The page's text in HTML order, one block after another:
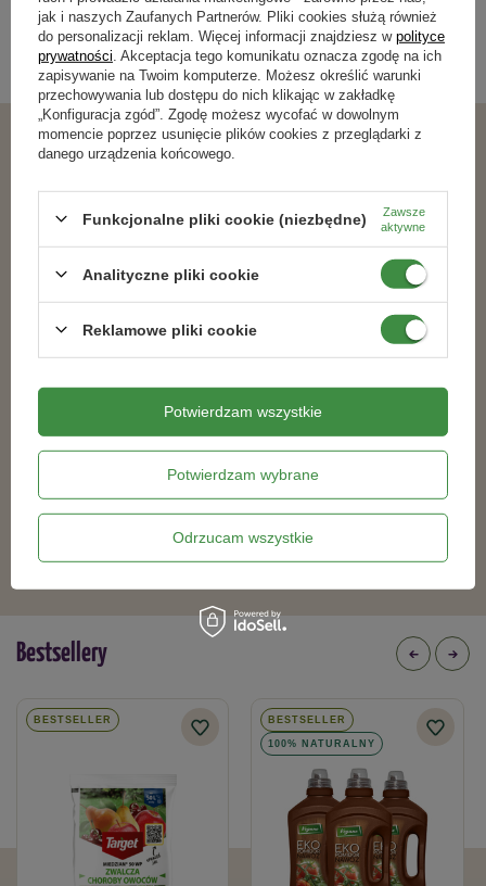
Kategorie powiązane
Nawozy dla iglaków,
Podobne produkty
RABAT OD 2 SZT. RABAT OD 2 SZT.
MĄCZKĄ BAZALTOWĄ 4 kg
57,19 zł
Bestsellery
BESTSELLER BESTSELLER
100% NATURALNY
jak i naszych Zaufanych Partnerów. Pliki cookies służą również
do personalizacji reklam. Więcej informacji znajdziesz w polityce
prywatności . Akceptacja tego komunikatu oznacza zgodę na ich
zapisywanie na Twoim komputerze. Możesz określić warunki
przechowywania lub dostępu do nich klikając w zakładkę
„Konfiguracja zgód”. Zgodę możesz wycofać w dowolnym
momencie poprzez usunięcie plików cookies z przeglądarki z
danego urządzenia końcowego.
Funkcjonalne pliki cookie (niezbędne)
Zawsze
aktywne
Analityczne pliki cookie
Reklamowe pliki cookie
Potwierdzam wybrane
Odrzucam wszystkie
Potwierdzam wszystkie